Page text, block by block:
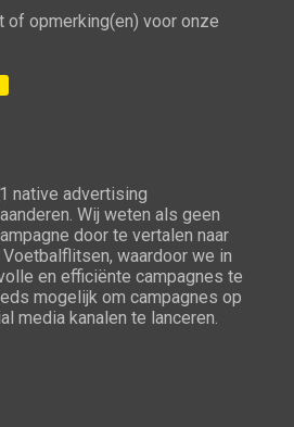
of opmerking(en) voor onze
native advertising
Wij weten als geen
door te vertalen naar
waardoor we in
en efficiënte campagnes te
mogelijk om campagnes op
media kanalen te lanceren.